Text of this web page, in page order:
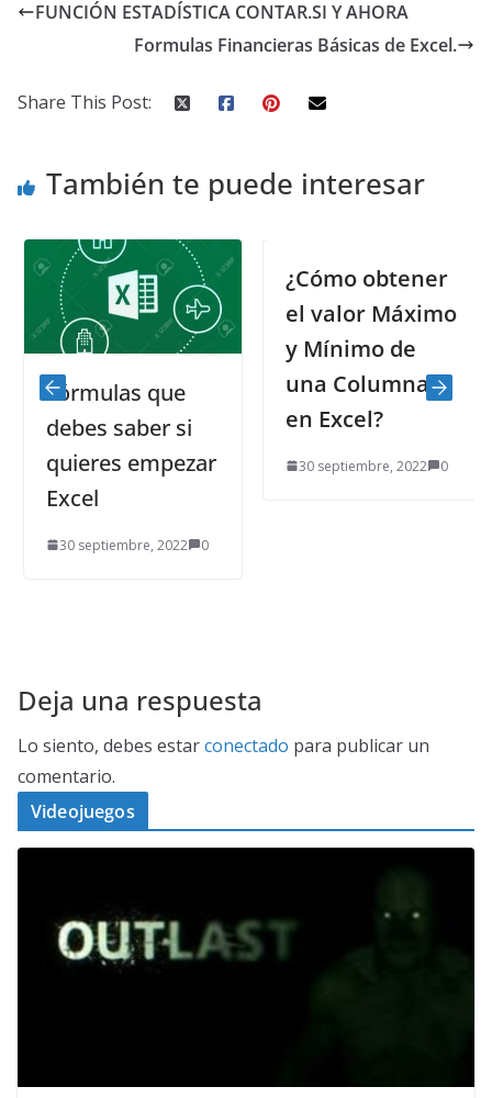
FUNCIÓN ESTADÍSTICA CONTAR.SI Y AHORA
Formulas Financieras Básicas de Excel.
Share This Post:
También te puede interesar
Fórmulas que
debes saber si
quieres empezar
Excel
30 septiembre, 2022 0
¿Cómo obtener
el valor Máximo
y Mínimo de
una Columna
en Excel?
30 septiembre, 2022 0
Deja una respuesta
Lo siento, debes estarconectado para publicar un
comentario.
Videojuegos